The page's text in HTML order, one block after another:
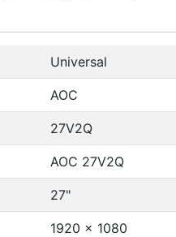
Universal
AOC
27V2Q
AOC 27V2Q
27"
1920 x 1080